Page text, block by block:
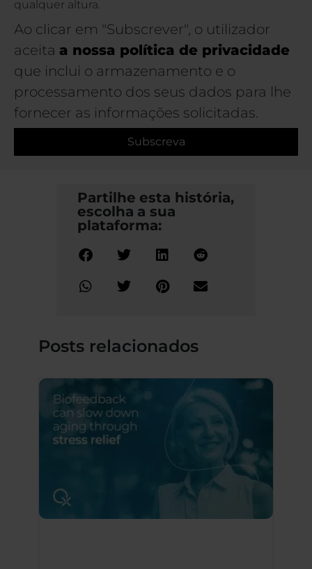
qualquer altura.
Ao clicar em "Subscrever", o utilizador
aceita a nossa política de privacidade
que inclui o armazenamento e o
processamento dos seus dados para lhe
fornecer as informações solicitadas.
Subscreva
Partilhe esta história,
escolha a sua
plataforma:
Posts relacionados